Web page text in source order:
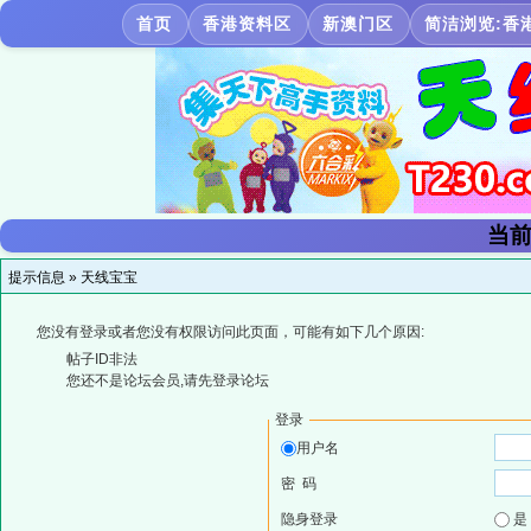
首页 香港资料区 新澳门区 简洁浏览:香
当
提示信息 » 天线宝宝
您没有登录或者您没有权限访问此页面，可能有如下几个原因:
帖子ID非法
您还不是论坛会员,请先登录论坛
登录
用户名
密 码
隐身登录